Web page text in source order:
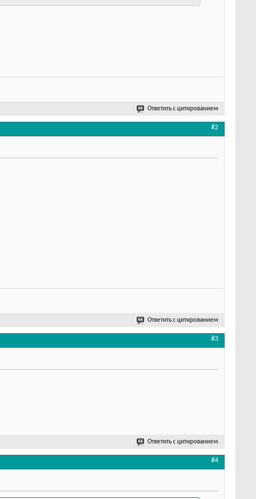
Ответить с цитированием
#2
Ответить с цитированием
#3
Ответить с цитированием
#4